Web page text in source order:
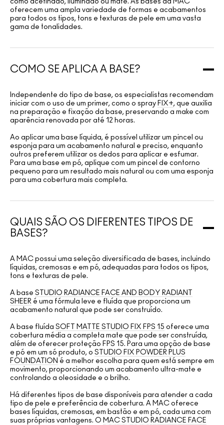
como acetinado, iluminado ou mate. As bases da MAC
oferecem uma ampla variedade de formas e acabamentos
para todos os tipos, tons e texturas de pele em uma vasta
gama de tonalidades.
COMO SE APLICA A BASE?
Independente do tipo de base, os especialistas recomendam
iniciar com o uso de um primer, como o spray FIX+, que auxilia
na preparação e fixação da base, preservando a make com
aparência renovada por até 12 horas.
Ao aplicar uma base líquida, é possível utilizar um pincel ou
esponja para um acabamento natural e preciso, enquanto
outros preferem utilizar os dedos para aplicar e esfumar.
Para uma base em pó, aplique com um pincel de contorno
pequeno para um resultado mais natural ou com uma esponja
para uma cobertura mais completa.
QUAIS SÃO OS DIFERENTES TIPOS DE
BASES?
A MAC possui uma seleção diversificada de bases, incluindo
líquidas, cremosas e em pó, adequadas para todos os tipos,
tons e texturas de pele.
A base STUDIO RADIANCE FACE AND BODY RADIANT
SHEER é uma fórmula leve e fluída que proporciona um
acabamento natural que pode ser construído.
A base fluída SOFT MATTE STUDIO FIX FPS 15 oferece uma
cobertura média a completa mate que pode ser construída,
além de oferecer proteção FPS 15. Para uma opção de base
e pó em um só produto, o STUDIO FIX POWDER PLUS
FOUNDATION é a melhor escolha para quem está sempre em
movimento, proporcionando um acabamento ultra-mate e
controlando a oleosidade e o brilho.
Há diferentes tipos de base disponíveis para atender a cada
tipo de pele e preferência de cobertura. A MAC oferece
bases líquidas, cremosas, em bastão e em pó, cada uma com
suas próprias vantagens. O MAC STUDIO RADIANCE FACE